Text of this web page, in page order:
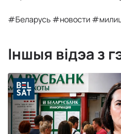
#Беларусь #новости
Іншыя відэа з